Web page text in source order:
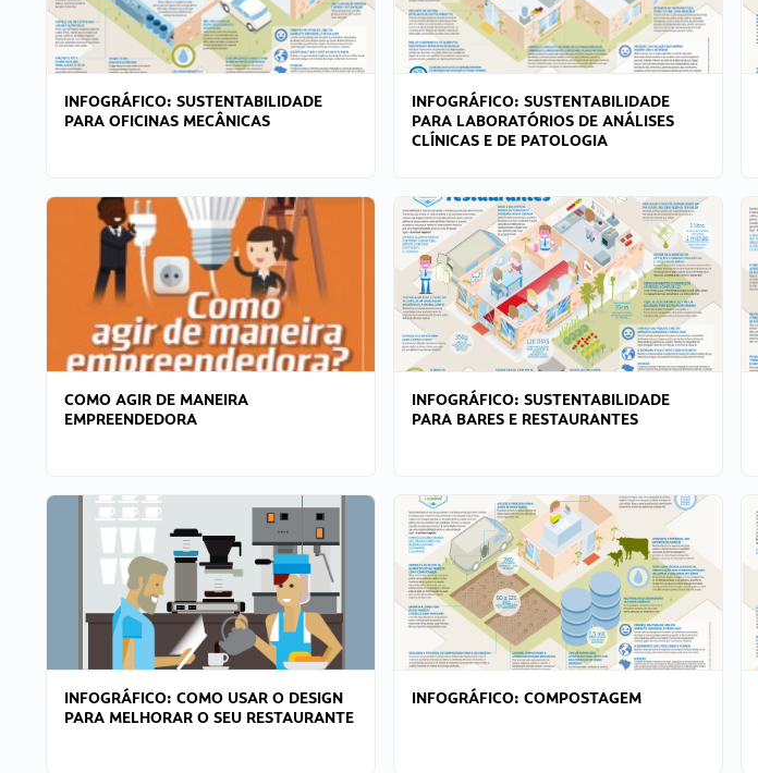
INFOGRÁFICO: SUSTENTABILIDADE
PARA OFICINAS MECÂNICAS
INFOGRÁFICO: SUSTENTABILIDADE
PARA LABORATÓRIOS DE ANÁLISES
CLÍNICAS E DE PATOLOGIA
COMO AGIR DE MANEIRA
EMPREENDEDORA
INFOGRÁFICO: SUSTENTABILIDADE
PARA BARES E RESTAURANTES
INFOGRÁFICO: COMO USAR O DESIGN
PARA MELHORAR O SEU RESTAURANTE
INFOGRÁFICO: COMPOSTAGEM